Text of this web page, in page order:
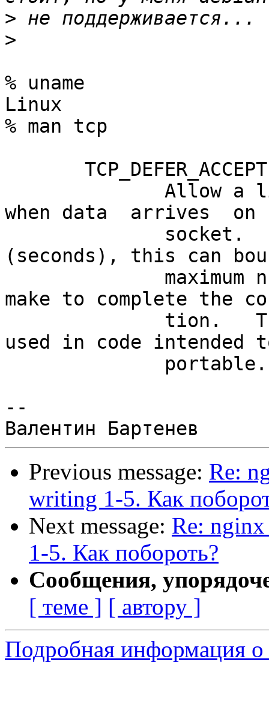
>
>
% uname
Linux
% man tcp
when data  arrives  on
(seconds), this can
make to complete the
used in code intended
--
Previous message: Re:
writing 1-5. Как
Next message: Re:
1-5. Как побороть?
Сообщения,
[ теме ] [ автору ]
Подробная информация